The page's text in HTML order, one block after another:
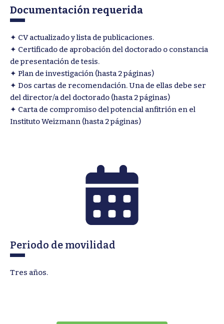
Documentación requerida
✦ CV actualizado y lista de publicaciones.
✦ Certificado de aprobación del doctorado o constancia
de presentación de tesis.
✦ Plan de investigación (hasta 2 páginas)
✦ Dos cartas de recomendación. Una de ellas debe ser
del director/a del doctorado (hasta 2 páginas)
✦ Carta de compromiso del potencial anfitrión en el
Instituto Weizmann (hasta 2 páginas)
Periodo de movilidad
Tres años.